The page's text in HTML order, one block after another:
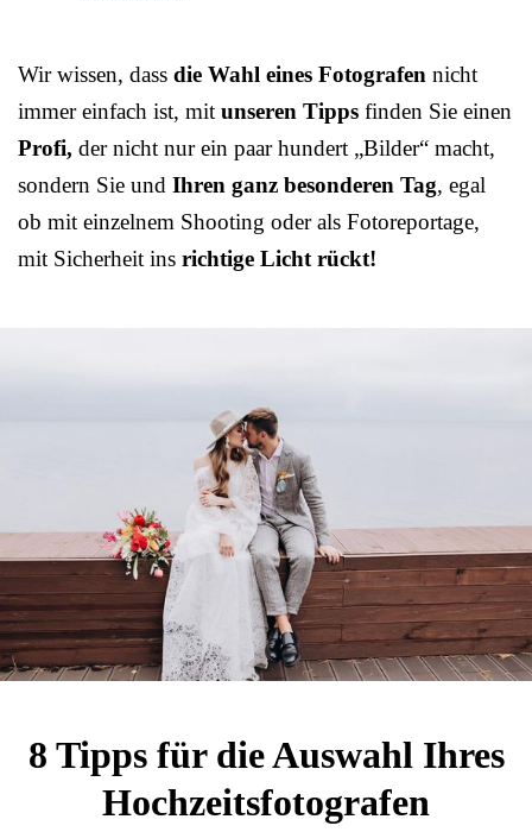
Wir wissen, dass die Wahl eines Fotografen nicht
immer einfach ist, mit unseren Tipps finden Sie einen
Profi, der nicht nur ein paar hundert „Bilder“ macht,
sondern Sie und Ihren ganz besonderen Tag, egal
ob mit einzelnem Shooting oder als Fotoreportage,
mit Sicherheit ins richtige Licht rückt!
8 Tipps für die Auswahl Ihres
Hochzeitsfotografen